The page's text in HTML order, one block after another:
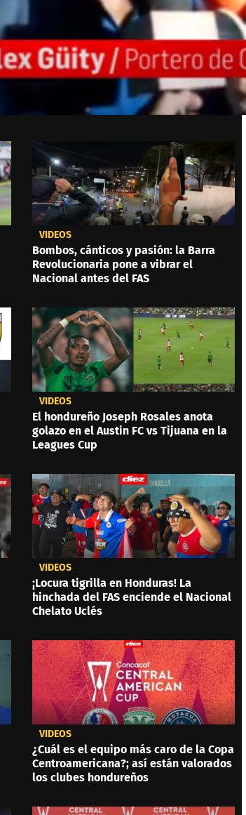
VIDEOS
Bombos, cánticos y pasión: la Barra
Revolucionaria pone a vibrar el
Nacional antes del FAS
VIDEOS
El hondureño Joseph Rosales anota
golazo en el Austin FC vs Tijuana en la
Leagues Cup
VIDEOS
¡Locura tigrilla en Honduras! La
hinchada del FAS enciende el Nacional
Chelato Uclés
VIDEOS
¿Cuál es el equipo más caro de la Copa
Centroamericana?; así están valorados
los clubes hondureños